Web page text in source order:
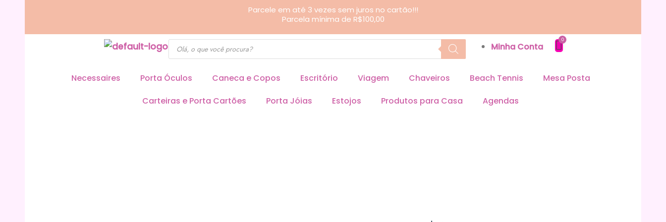
o
Parcele em até 3 vezes sem juros no cartão!!!
Parcela mínima de R$100,00
Pesquisar
produtos Minha Conta
Necessaires Porta Óculos Caneca e Copos Escritório Viagem Chaveiros Beach Tennis
Mesa Posta
Carteiras e Porta Cartões
Porta Jóias Estojos Produtos para Casa Agendas